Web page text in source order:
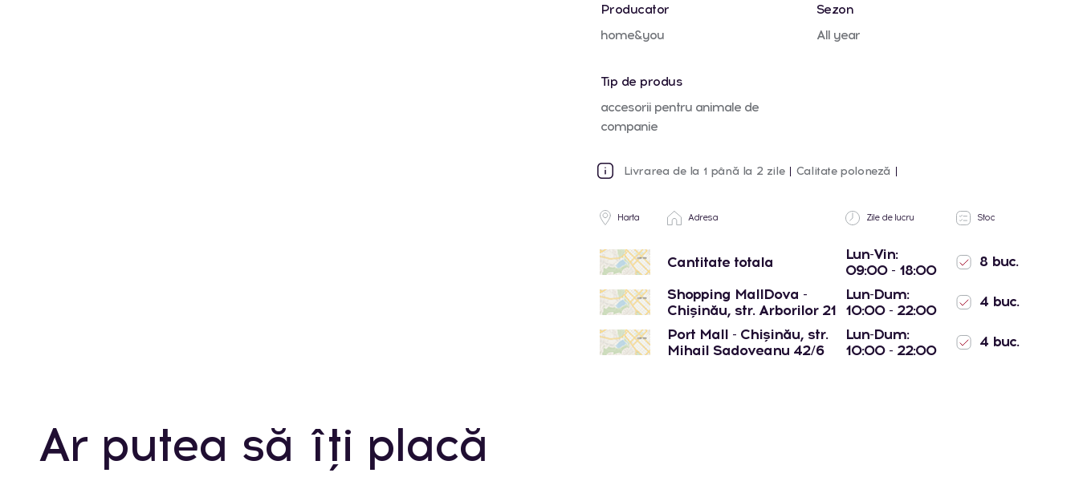
Producator
home&you
Sezon
All year
Tip de produs
accesorii pentru animale de
companie
Livrarea de la 1 până la 2 zile Calitate poloneză
Harta Adresa Zile de lucru Stoc
Cantitate totala
Lun-Vin:
09:00 - 18:00
8 buc.
Shopping MallDova -
Chișinău, str. Arborilor 21
Lun-Dum:
10:00 - 22:00
4 buc.
Port Mall - Chișinău, str.
Mihail Sadoveanu 42/6
Lun-Dum:
10:00 - 22:00
4 buc.
Ar putea să îți placă